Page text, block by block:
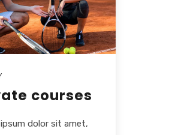
courses
dolor sit amet,